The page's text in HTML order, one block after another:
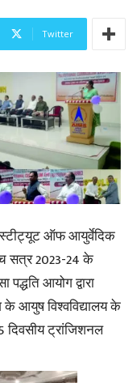
Twitter
ऑफ आयुर्वेदिक
सत्र 2023-24 के
आयोग द्वारा
के आयुष विश्वविद्यालय के
दिवसीय ट्रांजिशनल